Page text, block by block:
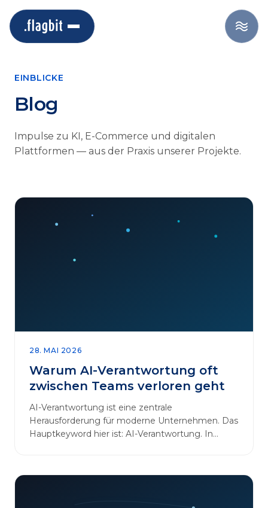
EINBLICKE
Blog
Impulse zu KI, E-Commerce und digitalen
Plattformen — aus der Praxis unserer Projekte.
28. MAI 2026
Warum AI-Verantwortung oft
zwischen Teams verloren geht
AI-Verantwortung ist eine zentrale
Herausforderung für moderne Unternehmen. Das
Hauptkeyword hier ist: AI-Verantwortung. In